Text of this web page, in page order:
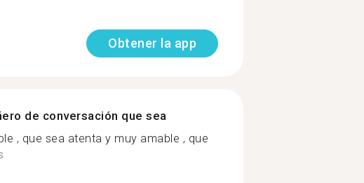
Obtener la app
de conversación que sea
, que sea atenta y muy amable , que